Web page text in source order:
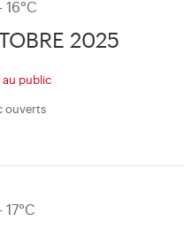
16°C
2025
au public
ouverts
17°C